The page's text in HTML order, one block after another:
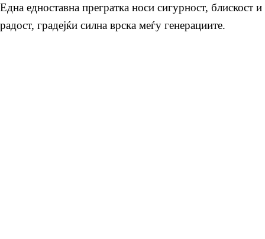
Една едноставна прегратка носи сигурност, блискост и
радост, градејќи силна врска меѓу генерациите.